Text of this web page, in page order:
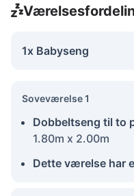
1x Babyseng
Soveværelse 1
Dobbeltseng til to
1.80m x 2.00m
Dette værelse har